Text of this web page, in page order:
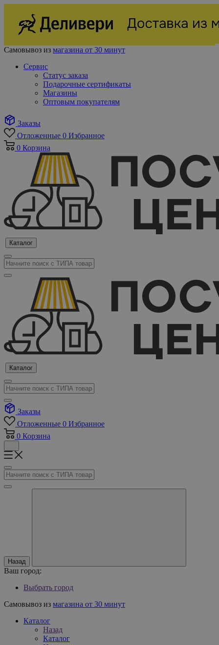
Самовывоз из магазина от 30 минут
Сервис
Статус заказа
Подарочные сертификаты
Магазины
Оптовым покупателям
Заказы
Отложенные 0 Избранное
0 Корзина
Каталог
Каталог
Заказы
Отложенные 0 Избранное
0 Корзина
Назад
Ваш город:
Выбрать город
Самовывоз из магазина от 30 минут
Каталог
Назад
Каталог